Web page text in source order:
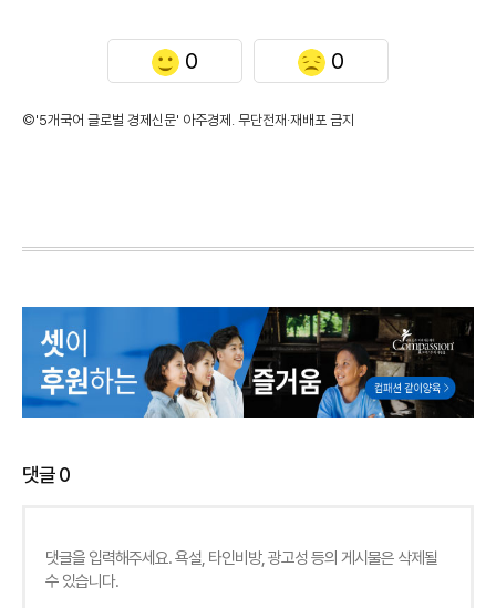
0 0
©'5개국어 글로벌 경제신문' 아주경제. 무단전재·재배포 금지
댓글0